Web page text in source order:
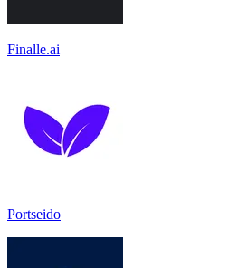
Finalle.ai
Portseido